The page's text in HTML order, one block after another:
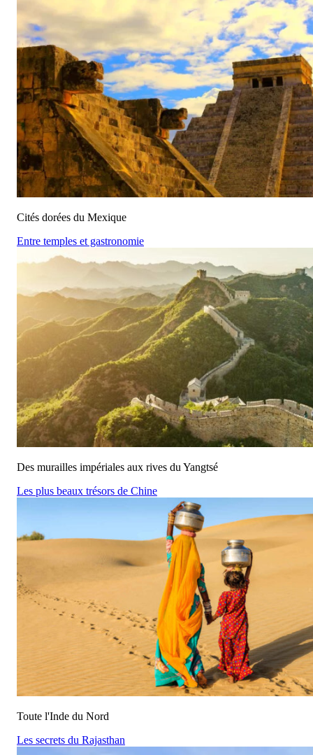
Cités dorées du Mexique
Entre temples et gastronomie
Des murailles impériales aux rives du Yangtsé
Les plus beaux trésors de Chine
Toute l'Inde du Nord
Les secrets du Rajasthan